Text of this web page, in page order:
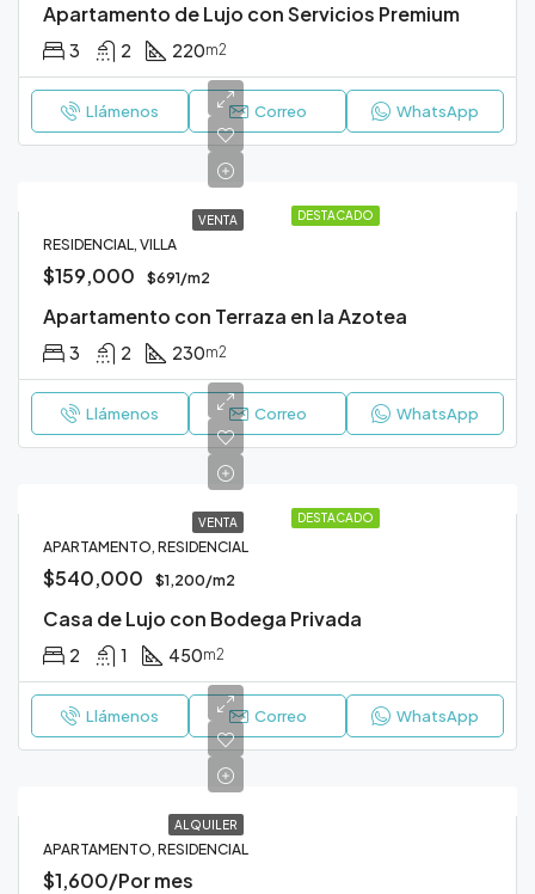
Apartamento de Lujo con Servicios Premium
3 2 220m2
Llámenos Correo WhatsApp
DESTACADO
VENTA
RESIDENCIAL, VILLA
$159,000 $691/m2
Apartamento con Terraza en la Azotea
3 2 230m2
Llámenos Correo WhatsApp
DESTACADO
VENTA
APARTAMENTO, RESIDENCIAL
$540,000 $1,200/m2
Casa de Lujo con Bodega Privada
2 1 450m2
Llámenos Correo WhatsApp
ALQUILER
APARTAMENTO, RESIDENCIAL
$1,600/Por mes